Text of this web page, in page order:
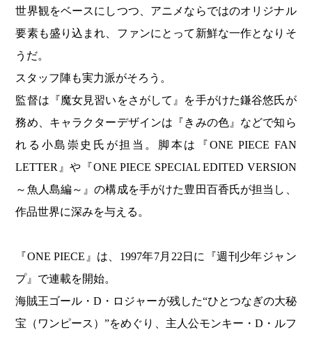
世界観をベースにしつつ、アニメならではのオリジナル
要素も盛り込まれ、ファンにとって新鮮な一作となりそ
うだ。
スタッフ陣も実力派がそろう。
監督は『魔女見習いをさがして』を手がけた鎌谷悠氏が
務め、キャラクターデザインは『きみの色』などで知ら
れる小島崇史氏が担当。脚本は『ONE PIECE FAN
LETTER』や『ONE PIECE SPECIAL EDITED VERSION
～魚人島編～』の構成を手がけた豊田百香氏が担当し、
作品世界に深みを与える。
『ONE PIECE』は、1997年7月22日に『週刊少年ジャン
プ』で連載を開始。
海賊王ゴール・D・ロジャーが残した“ひとつなぎの大秘
宝（ワンピース）”をめぐり、主人公モンキー・D・ルフ